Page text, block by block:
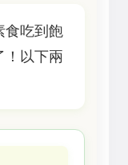
食吃到飽
！以下兩